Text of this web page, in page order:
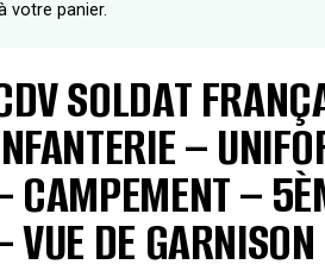
votre panier.
SOLDAT
–
CAMPEMENT –
VUE DE GARNISON